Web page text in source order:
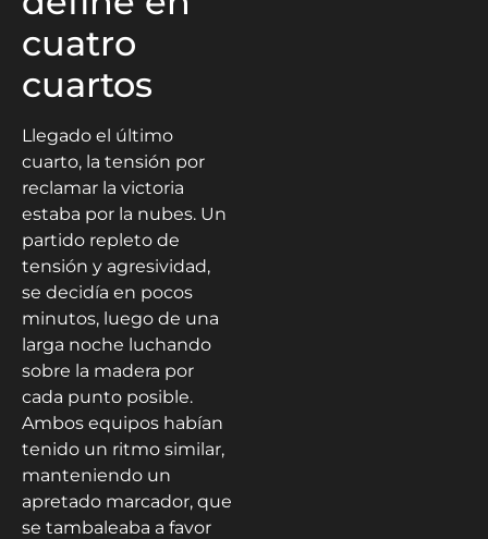
cuatro
cuartos
Llegado el último
cuarto, la tensión por
reclamar la victoria
estaba por la nubes. Un
partido repleto de
tensión y agresividad,
se decidía en pocos
minutos, luego de una
larga noche luchando
sobre la madera por
cada punto posible.
Ambos equipos habían
tenido un ritmo similar,
manteniendo un
apretado marcador, que
se tambaleaba a favor